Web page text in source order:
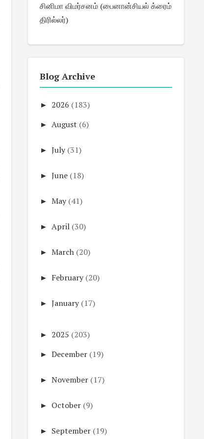
சினிமா விமர்சனம் (பைனான்சியல் க்ரைம்
திரில்லர்)
Blog Archive
► 2026 (183)
► August (6)
► July (31)
► June (18)
► May (41)
► April (30)
► March (20)
► February (20)
► January (17)
► 2025 (203)
► December (19)
► November (17)
► October (9)
► September (19)